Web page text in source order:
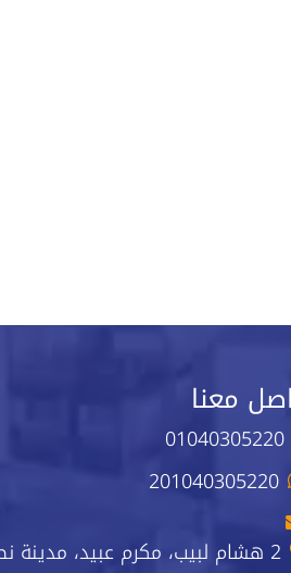
معنا
01040305220
201040305220
2 هشام لبيب، مكرم عبيد، مدينة نصر